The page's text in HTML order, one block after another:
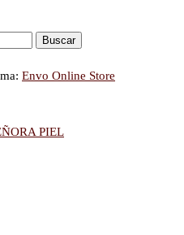
PIEL
Envo Online Store